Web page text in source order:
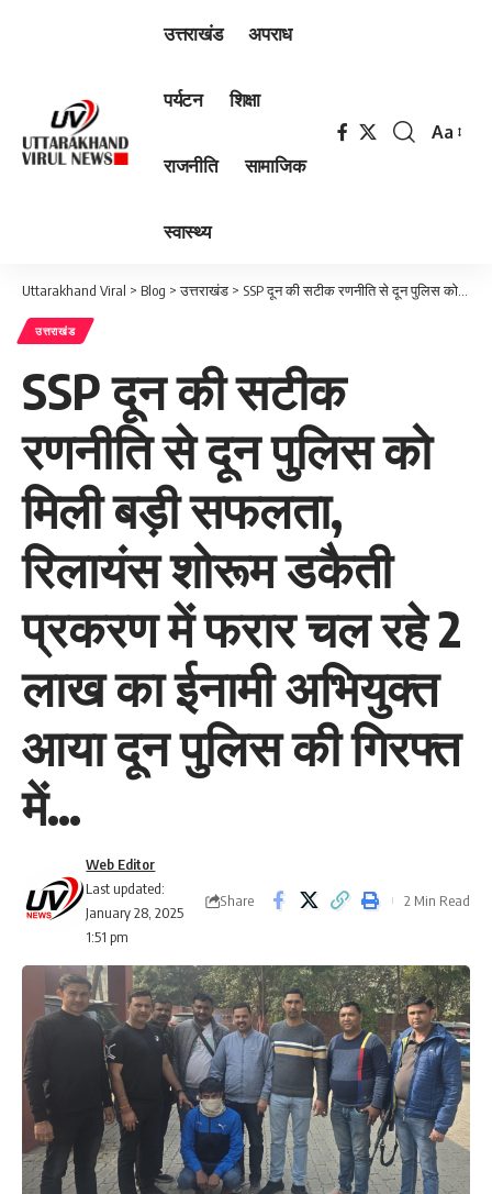
उत्तराखंड अपराध
पर्यटन शिक्षा
राजनीति सामाजिक
स्वास्थ्य
Font
Aa
Uttarakhand Viral > Blog >उत्तराखंड > SSP दून की सटीक रणनीति से दून पुलिस को मिली बड़ी सफलता, रिलायंस शोरूम डकैती प्रकरण में फरार चल रहे 2 लाख का ईनामी अभियुक्त आया दून पुलिस की गिरफ्त में…
उत्तराखंड
SSP दून की सटीक
रणनीति से दून पुलिस को
मिली बड़ी सफलता,
रिलायंस शोरूम डकैती
प्रकरण में फरार चल रहे 2
लाख का ईनामी अभियुक्त
आया दून पुलिस की गिरफ्त
में…
Last updated:
January 28, 2025
1:51 pm
Web Editor
Share 2 Min Read